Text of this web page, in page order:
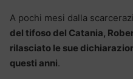
A pochi mesi dalla
del tifoso del Catania,
rilasciato le sue
questi anni.